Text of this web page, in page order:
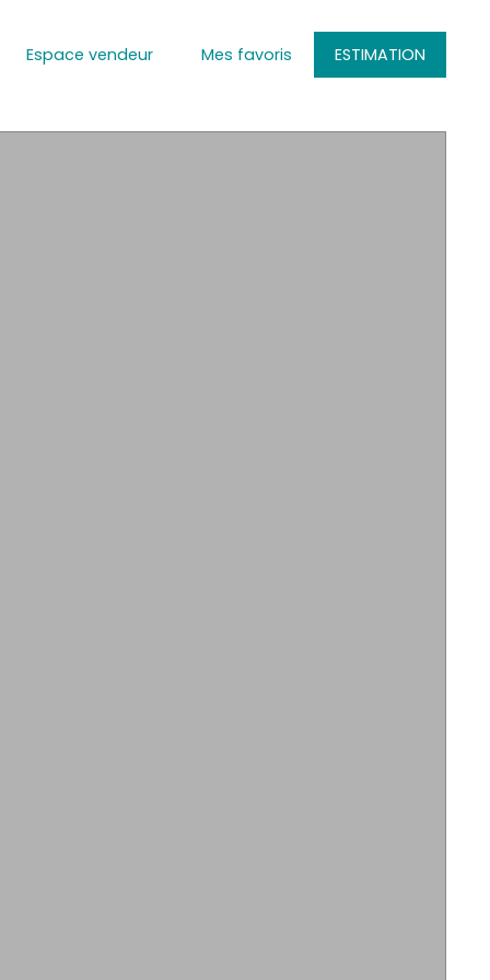
Espace vendeur Mes favoris ESTIMATION